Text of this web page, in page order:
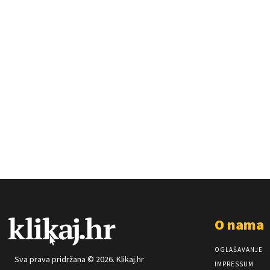
Sva prava pridržana © 2026. Klikaj.hr
O nama
OGLAŠAVANJE
IMPRESSUM